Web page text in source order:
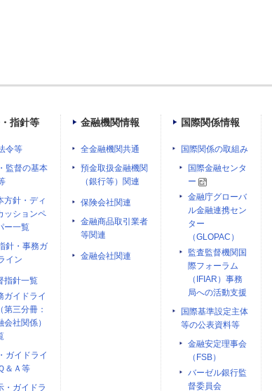
指針等
令等
監督の基本
方針・ディ
ッションペ
ー一覧
針・事務ガ
イン
指針一覧
ガイドライ
第三分冊：
会社関係）
ガイドライ
＆Ａ等
・ガイドラ
金融機関情報
全金融機関共通
預金取扱金融機関
（銀行等）関連
保険会社関連
金融商品取引業者
等関連
金融会社関連
国際関係情報
国際関係の取組み
国際金融センタ
ー
金融庁グローバ
ル金融連携セン
ター
（GLOPAC）
監査監督機関国
際フォーラム
（IFIAR）事務
局への活動支援
国際基準設定主体
等の公表資料等
金融安定理事会
（FSB）
バーゼル銀行監
督委員会